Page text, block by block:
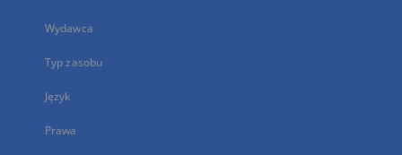
Wydawca
Typ zasobu
Język
Prawa